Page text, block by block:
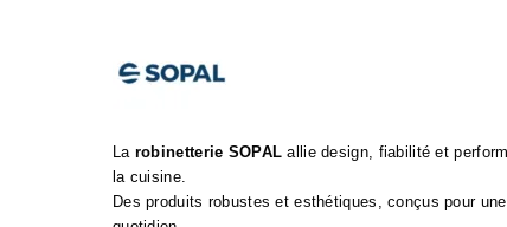
La robinetterie SOPAL allie design, fiabilité et
la cuisine.
Des produits robustes et esthétiques, conçus pour